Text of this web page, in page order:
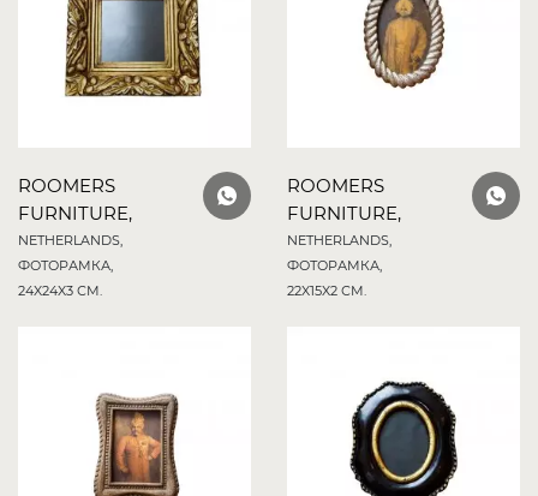
ROOMERS
FURNITURE,
NETHERLANDS,
ФОТОРАМКА,
24X24X3 СМ.
ROOMERS
FURNITURE,
NETHERLANDS,
ФОТОРАМКА,
22X15X2 СМ.